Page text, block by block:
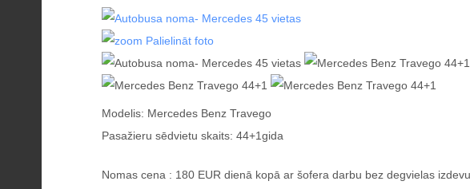
Palielināt foto
Modelis: Mercedes Benz Travego
Pasažieru sēdvietu skaits: 44+1gida
Nomas cena : 180 EUR dienā kopā ar šofera darbu bez degvielas